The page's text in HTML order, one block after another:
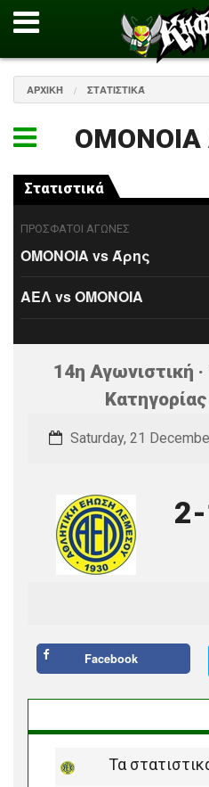
ΑΡΧΙΚΉ ΣΤΑΤΙΣΤΙΚΆ
ΟΜΟΝΟΙΑ
Στατιστικά
ΠΡΟΣΦΑΤΟΙ ΑΓΩΝΕΣ
ΟΜΟΝΟΙΑ vs Άρης
ΑΕΛ vs ΟΜΟΝΟΙΑ
14η Αγωνιστική
Saturday, 21
2-
Facebook
Τα